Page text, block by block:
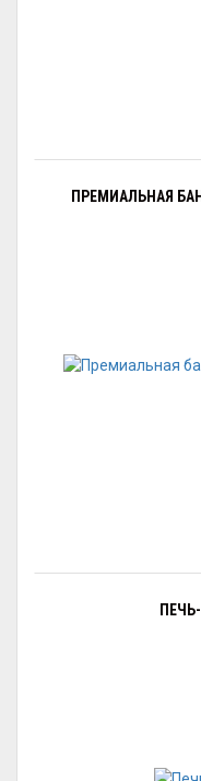
ПРЕМИАЛЬНАЯ